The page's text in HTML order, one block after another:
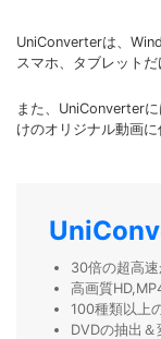
UniConverterは、
スマホ、タブレット
また、UniConverter
けのオリジナル動画に
30倍の超高
高画質
100種類以上
DVDの抽出